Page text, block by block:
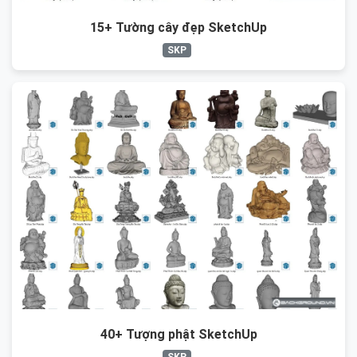
15+ Tường cây đẹp SketchUp
SKP
40+ Tượng phật SketchUp